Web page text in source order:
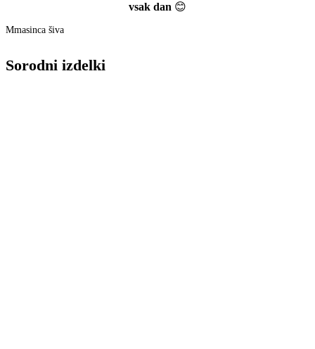
vsak dan 😊
Mmasinca šiva
Sorodni izdelki